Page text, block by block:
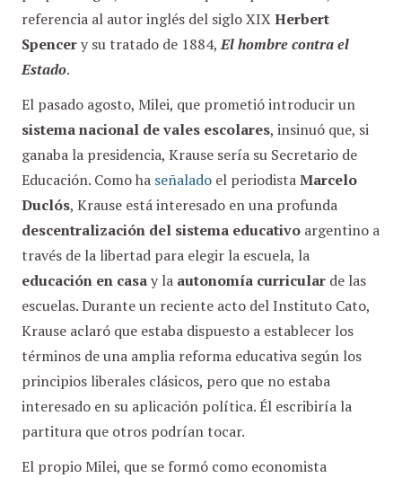
referencia al autor inglés del siglo XIXHerbert
Spencery su tratado de 1884,El hombre contra el
Estado.
El pasado agosto, Milei, que prometió introducir un
sistema nacional de vales escolares, insinuó que, si
ganaba la presidencia, Krause sería su Secretario de
Educación. Como ha señalado el periodistaMarcelo
Duclós, Krause está interesado en una profunda
descentralización del sistema educativo argentino a
través de la libertad para elegir la escuela, la
educación en casay la autonomía curricular de las
escuelas. Durante un reciente acto del Instituto Cato,
Krause aclaró que estaba dispuesto a establecer los
términos de una amplia reforma educativa según los
principios liberales clásicos, pero que no estaba
interesado en su aplicación política. Él escribiría la
partitura que otros podrían tocar.
El propio Milei, que se formó como economista